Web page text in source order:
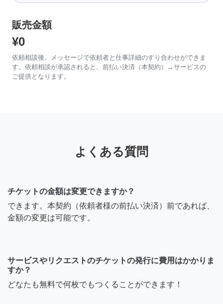
販売金額
¥0
依頼相談後、メッセージで依頼者と仕事詳細のすり合わせができま
す。依頼相談が承認されると、前払い決済（本契約）→サービスの
ご提供となります。
よくある質問
チケットの金額は変更できますか？
できます。本契約（依頼者様の前払い決済）前であれば、
金額の変更は可能です。
サービスやリクエストのチケットの発行に費用はかかりま
すか？
どなたも無料で何枚でもつくることができます！